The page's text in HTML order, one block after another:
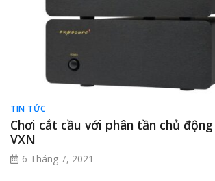
TIN TỨC
Chơi cắt cầu với phân tần chủ
VXN
6 Tháng 7, 2021